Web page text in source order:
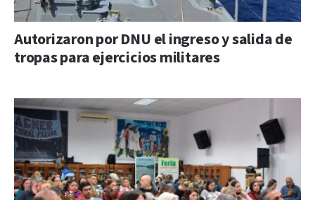
Autorizaron por DNU el ingreso y salida de
tropas para ejercicios militares